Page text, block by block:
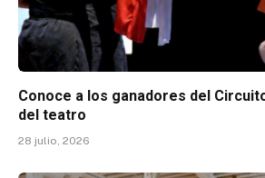
Conoce a los ganadores del
del teatro
28 julio, 2026